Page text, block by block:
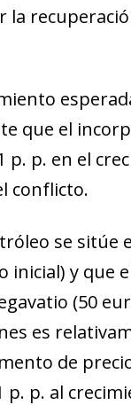
que el
p. en el
conflicto.
se sitúe
y que
(50
es
de
p. al